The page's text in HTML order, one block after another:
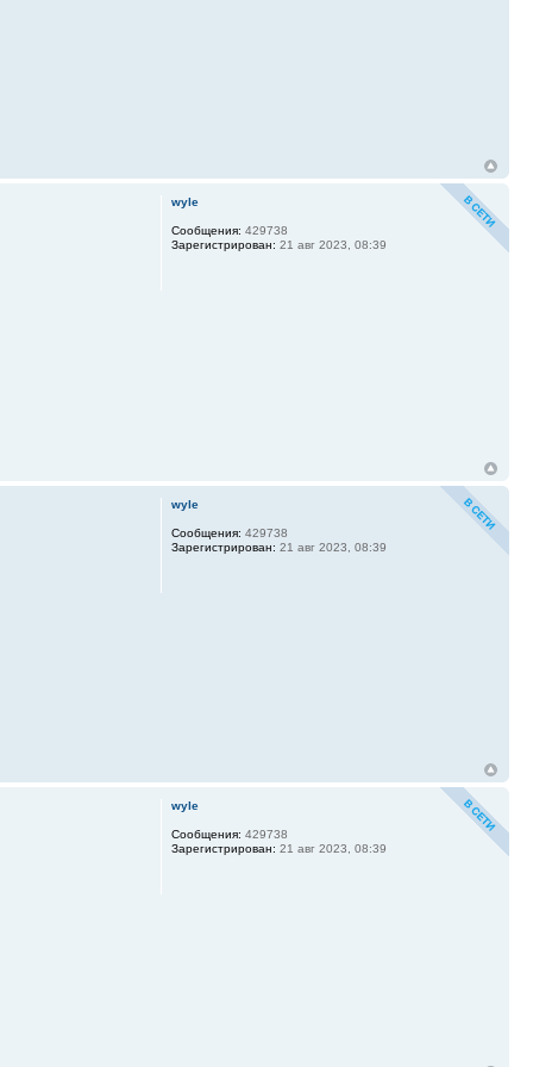
wyle
Сообщения: 429738
Зарегистрирован: 21 авг 2023, 08:39
wyle
Сообщения: 429738
Зарегистрирован: 21 авг 2023, 08:39
wyle
Сообщения: 429738
Зарегистрирован: 21 авг 2023, 08:39